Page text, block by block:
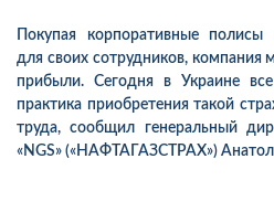
Покупая корпоративные полисы
для своих сотрудников, компания
прибыли. Сегодня в Украине
практика приобретения такой
труда, сообщил генеральный
«NGS» («НАФТАГАЗСТРАХ»)